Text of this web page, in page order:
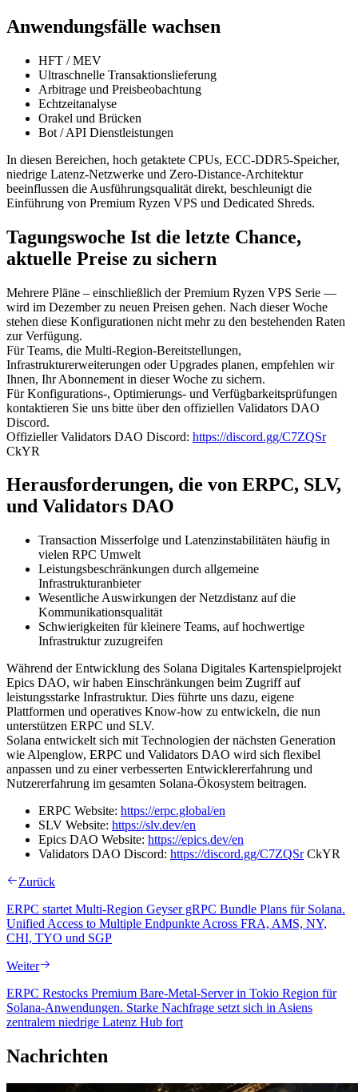
Anwendungsfälle wachsen
HFT / MEV
Ultraschnelle Transaktionslieferung
Arbitrage und Preisbeobachtung
Echtzeitanalyse
Orakel und Brücken
Bot / API Dienstleistungen
In diesen Bereichen, hoch getaktete CPUs, ECC-DDR5-Speicher,
niedrige Latenz-Netzwerke und Zero-Distance-Architektur
beeinflussen die Ausführungsqualität direkt, beschleunigt die
Einführung von Premium Ryzen VPS und Dedicated Shreds.
Tagungswoche Ist die letzte Chance,
aktuelle Preise zu sichern
Mehrere Pläne – einschließlich der Premium Ryzen VPS Serie —
wird im Dezember zu neuen Preisen gehen. Nach dieser Woche
stehen diese Konfigurationen nicht mehr zu den bestehenden Raten
zur Verfügung.
Für Teams, die Multi-Region-Bereitstellungen,
Infrastrukturerweiterungen oder Upgrades planen, empfehlen wir
Ihnen, Ihr Abonnement in dieser Woche zu sichern.
Für Konfigurations-, Optimierungs- und Verfügbarkeitsprüfungen
kontaktieren Sie uns bitte über den offiziellen Validators DAO
Discord.
Offizieller Validators DAO Discord: https://discord.gg/C7ZQSr
CkYR
Herausforderungen, die von ERPC, SLV,
und Validators DAO
Transaction Misserfolge und Latenzinstabilitäten häufig in
vielen RPC Umwelt
Leistungsbeschränkungen durch allgemeine
Infrastrukturanbieter
Wesentliche Auswirkungen der Netzdistanz auf die
Kommunikationsqualität
Schwierigkeiten für kleinere Teams, auf hochwertige
Infrastruktur zuzugreifen
Während der Entwicklung des Solana Digitales Kartenspielprojekt
Epics DAO, wir haben Einschränkungen beim Zugriff auf
leistungsstarke Infrastruktur. Dies führte uns dazu, eigene
Plattformen und operatives Know-how zu entwickeln, die nun
unterstützen ERPC und SLV.
Solana entwickelt sich mit Technologien der nächsten Generation
wie Alpenglow, ERPC und Validators DAO wird sich flexibel
anpassen und zu einer verbesserten Entwicklererfahrung und
Nutzererfahrung im gesamten Solana-Ökosystem beitragen.
ERPC Website: https://erpc.global/en
SLV Website: https://slv.dev/en
Epics DAO Website: https://epics.dev/en
Validators DAO Discord: https://discord.gg/C7ZQSrCkYR
Zurück
ERPC startet Multi-Region Geyser gRPC Bundle Plans für Solana.
Unified Access to Multiple Endpunkte Across FRA, AMS, NY,
CHI, TYO und SGP
Weiter
ERPC Restocks Premium Bare-Metal-Server in Tokio Region für
Solana-Anwendungen. Starke Nachfrage setzt sich in Asiens
zentralem niedrige Latenz Hub fort
Nachrichten